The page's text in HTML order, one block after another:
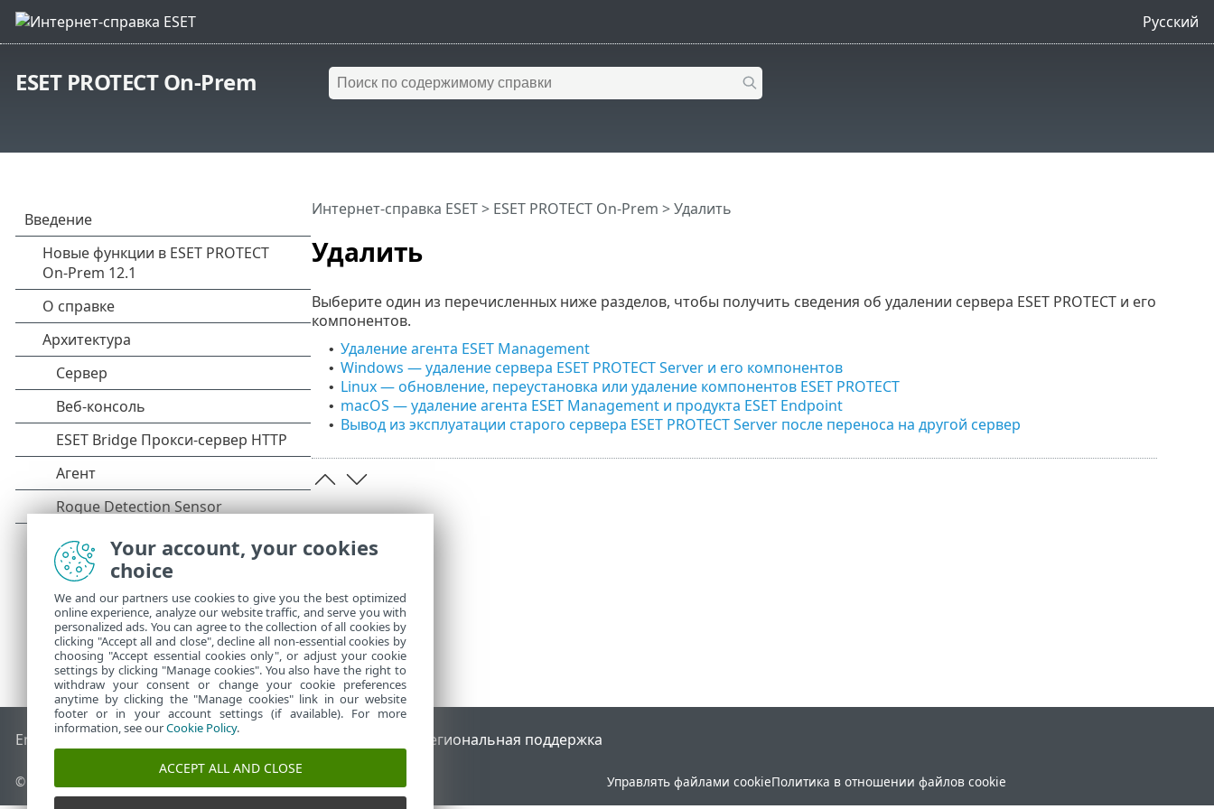
Русский
ESET PROTECT On-Prem
Удалить
Интернет-справка ESET> ESET PROTECT On-Prem >Удалить
Выберите один из перечисленных ниже разделов, чтобы получить сведения об удалении сервера ESET PROTECT и его
компонентов.
• Удаление агента ESET Management
• Windows — удаление сервера ESET PROTECT Server и его компонентов
• Linux — обновление, переустановка или удаление компонентов ESET PROTECT
• macOS — удаление агента ESET Management и продукта ESET Endpoint
• Вывод из эксплуатации старого сервера ESET PROTECT Server после переноса на другой сервер
End of Life База знаний ESET Форум ESET Региональная поддержка
© 1992 - 2026 ESET, spol. s r.o. - Все права защищены. Управлять файлами cookieПолитика в отношении файлов cookie
Your account, your cookies
choice
We and our partners use cookies to give you the best optimized
online experience, analyze our website traffic, and serve you with
personalized ads. You can agree to the collection of all cookies by
clicking "Accept all and close", decline all non-essential cookies by
choosing "Accept essential cookies only", or adjust your cookie
settings by clicking "Manage cookies". You also have the right to
withdraw your consent or change your cookie preferences
anytime by clicking the "Manage cookies" link in our website
footer or in your account settings (if available). For more
information, see ourCookie Policy.
ACCEPT ALL AND CLOSE